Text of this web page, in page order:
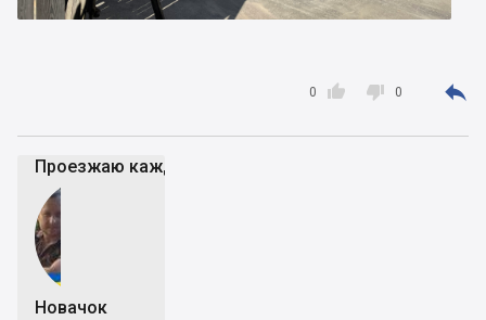

0  0 
Проезжаю каждый день возле стройки - пока вроде
Новачок